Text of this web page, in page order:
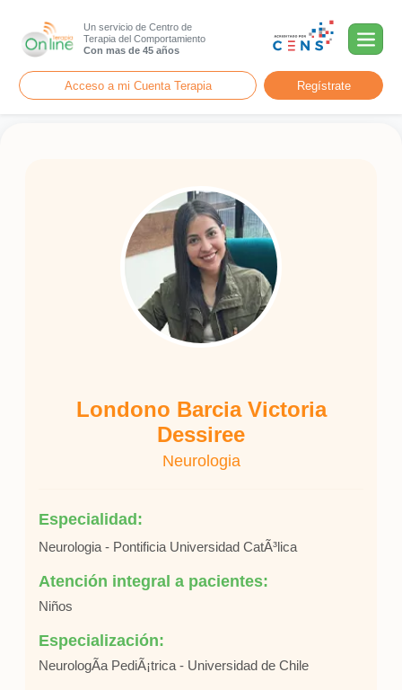
Un servicio de Centro de
Terapia del Comportamiento
Con mas de 45 años
Acceso a mi Cuenta Terapia Regístrate
Londono Barcia Victoria
Dessiree
Neurologia
Especialidad:
Neurologia - Pontificia Universidad CatÃ³lica
Atención integral a pacientes:
Niños
Especialización:
NeurologÃ­a PediÃ¡trica - Universidad de Chile